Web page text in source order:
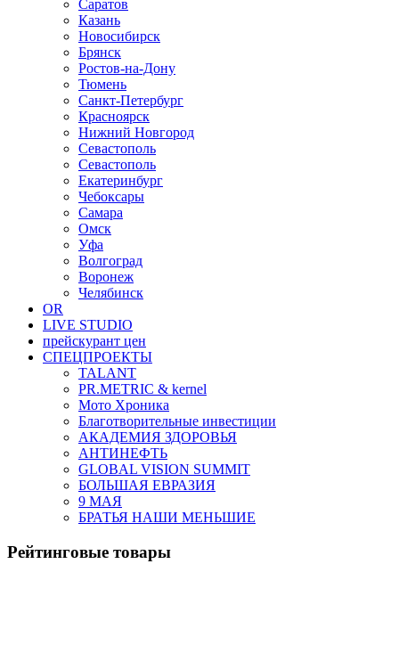
Саратов
Казань
Новосибирск
Брянск
Ростов-на-Дону
Тюмень
Санкт-Петербург
Красноярск
Нижний Новгород
Севастополь
Севастополь
Екатеринбург
Чебоксары
Самара
Омск
Уфа
Волгоград
Воронеж
Челябинск
OR
LIVE STUDIO
прейскурант цен
СПЕЦПРОЕКТЫ
TALANT
PR.METRIC & kernel
Мото Хроника
Благотворительные инвестиции
АКАДЕМИЯ ЗДОРОВЬЯ
АНТИНЕФТЬ
GLOBAL VISION SUMMIT
БОЛЬШАЯ ЕВРАЗИЯ
9 МАЯ
БРАТЬЯ НАШИ МЕНЬШИЕ
Рейтинговые товары